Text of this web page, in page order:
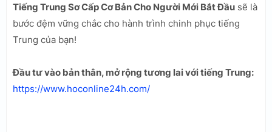
Tiếng Trung Sơ Cấp Cơ Bản Cho Người Mới Bắt Đầu sẽ là
bước đệm vững chắc cho hành trình chinh phục tiếng
Trung của bạn!
Đầu tư vào bản thân, mở rộng tương lai với tiếng Trung:
https://www.hoconline24h.com/